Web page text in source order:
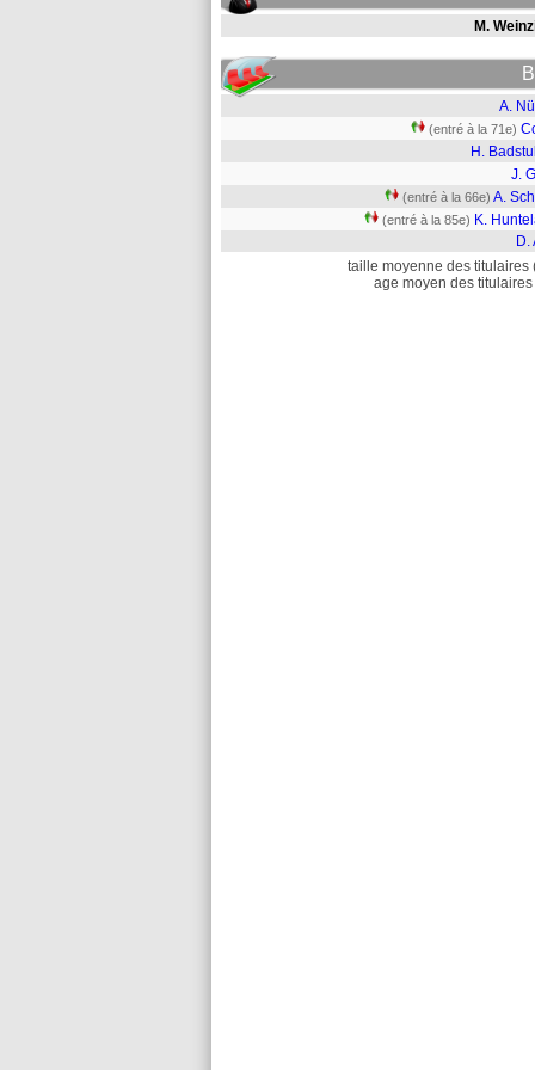
M.
A.
(entré à la 71e)
H.
J.
(entré à la 66e) A.
(entré à la 85e) K.
D.
taille moyenne des titulaires
age moyen des titulaires